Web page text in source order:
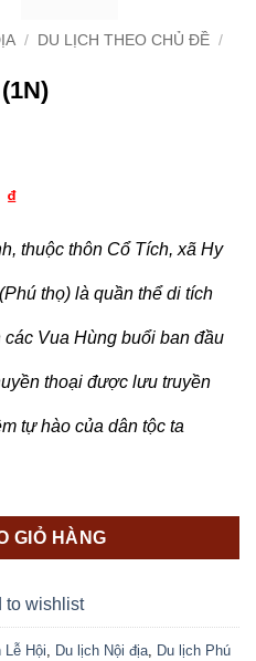
/ DU LỊCH THEO CHỦ ĐỀ /
₫Giá
tại
là:
536.000 ₫.
thuộc thôn Cổ Tích, xã Hy
thọ) là quần thể di tích
Vua Hùng buổi ban đầu
thoại được lưu truyền
tự hào của dân tộc ta
GIỎ HÀNG
to wishlist
Lễ Hội, Du lịch Nội địa, Du lịch Phú